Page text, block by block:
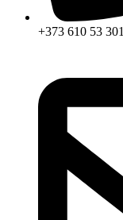
+373 610 53 301